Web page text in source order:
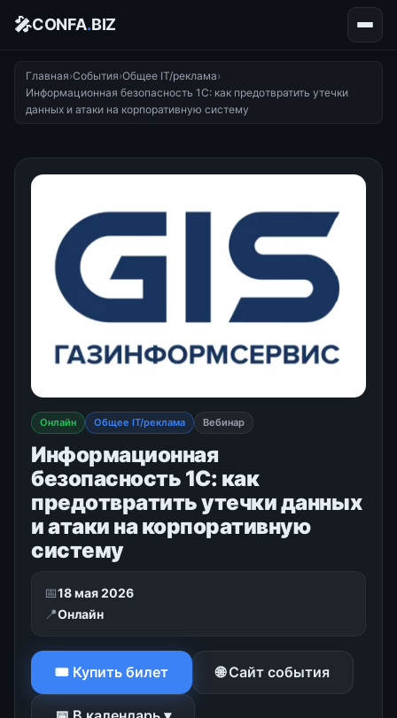
🎤CONFA.BIZ
Главная›События›Общее IT/реклама›
Информационная безопасность 1С: как предотвратить утечки
данных и атаки на корпоративную систему
Онлайн Общее IT/реклама Вебинар
Информационная
безопасность 1С: как
предотвратить утечки данных
и атаки на корпоративную
систему
📅18 мая 2026
📍Онлайн
🎟 Купить билет 🌐 Сайт события